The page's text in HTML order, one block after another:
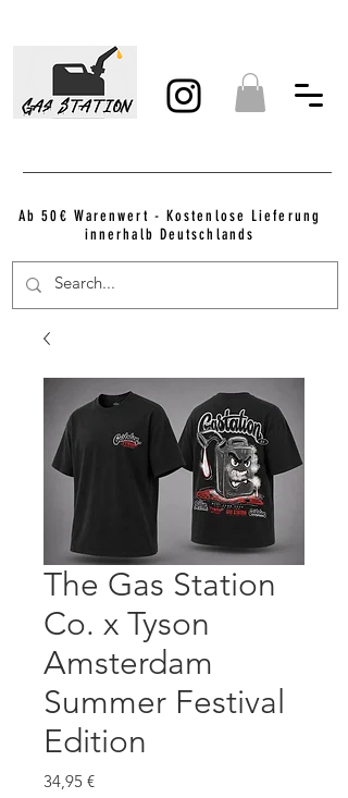
Ab 50€ Warenwert - Kostenlose Lieferung
innerhalb Deutschlands
The Gas Station
Co. x Tyson
Amsterdam
Summer Festival
Edition
34,95 €Preis